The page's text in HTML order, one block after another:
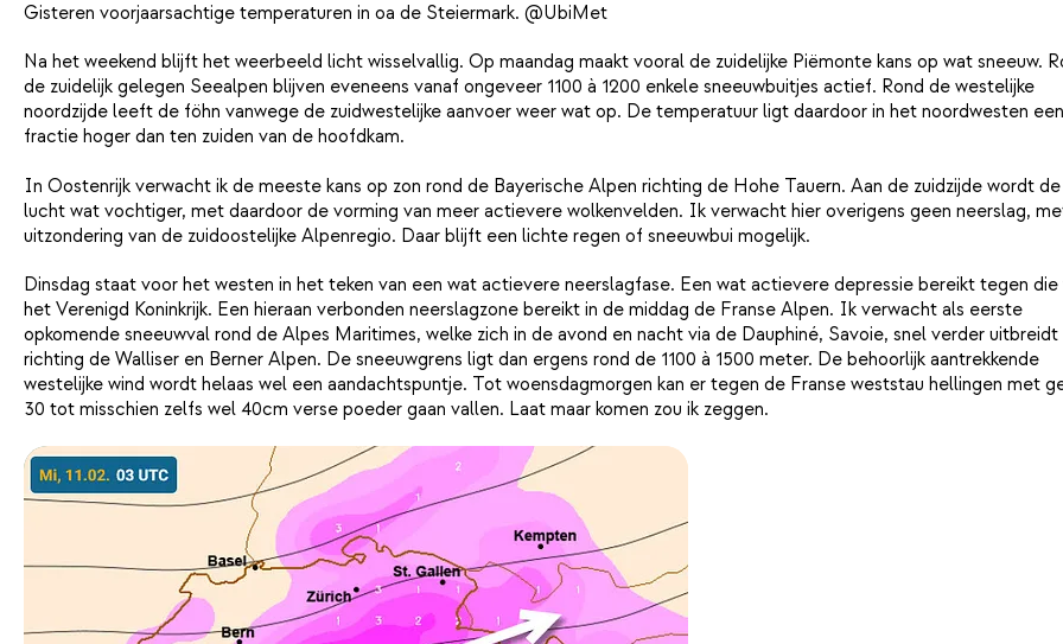
Gisteren voorjaarsachtige temperaturen in oa de Steiermark. @UbiMet
Na het weekend blijft het weerbeeld licht wisselvallig. Op maandag maakt vooral de zuidelijke Piëmonte kans op wat sneeuw.
de zuidelijk gelegen Seealpen blijven eveneens vanaf ongeveer 1100 à 1200 enkele sneeuwbuitjes actief. Rond de westelijke
noordzijde leeft de föhn vanwege de zuidwestelijke aanvoer weer wat op. De temperatuur ligt daardoor in het noordwesten een
fractie hoger dan ten zuiden van de hoofdkam.
In Oostenrijk verwacht ik de meeste kans op zon rond de Bayerische Alpen richting de Hohe Tauern. Aan de zuidzijde wordt de
lucht wat vochtiger, met daardoor de vorming van meer actievere wolkenvelden. Ik verwacht hier overigens geen neerslag,
uitzondering van de zuidoostelijke Alpenregio. Daar blijft een lichte regen of sneeuwbui mogelijk.
Dinsdag staat voor het westen in het teken van een wat actievere neerslagfase. Een wat actievere depressie bereikt tegen die
het Verenigd Koninkrijk. Een hieraan verbonden neerslagzone bereikt in de middag de Franse Alpen. Ik verwacht als eerste
opkomende sneeuwval rond de Alpes Maritimes, welke zich in de avond en nacht via de Dauphiné, Savoie, snel verder uitbreidt
richting de Walliser en Berner Alpen. De sneeuwgrens ligt dan ergens rond de 1100 à 1500 meter. De behoorlijk aantrekkende
westelijke wind wordt helaas wel een aandachtspuntje. Tot woensdagmorgen kan er tegen de Franse weststau hellingen met
30 tot misschien zelfs wel 40cm verse poeder gaan vallen. Laat maar komen zou ik zeggen.